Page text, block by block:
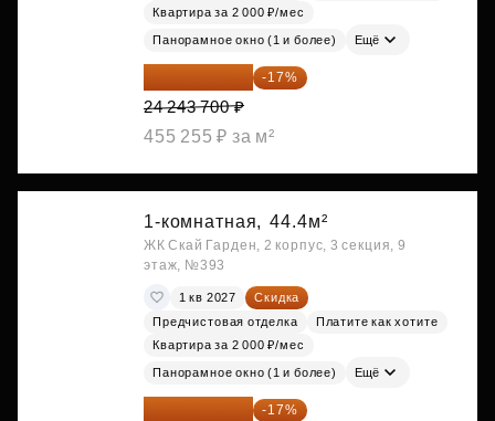
Квартира за 2 000 ₽/мес
Панорамное окно (1 и более) Ещё
20 122 271 ₽ -17%
24 243 700 ₽
455 255 ₽ за м²
1-комнатная, 44.4м²
ЖК Скай Гарден, 2 корпус, 3 секция, 9
этаж, №393
1 кв 2027
Скидка
Предчистовая отделка
Платите как хотите
Квартира за 2 000 ₽/мес
Панорамное окно (1 и более) Ещё
20 176 470 ₽ -17%